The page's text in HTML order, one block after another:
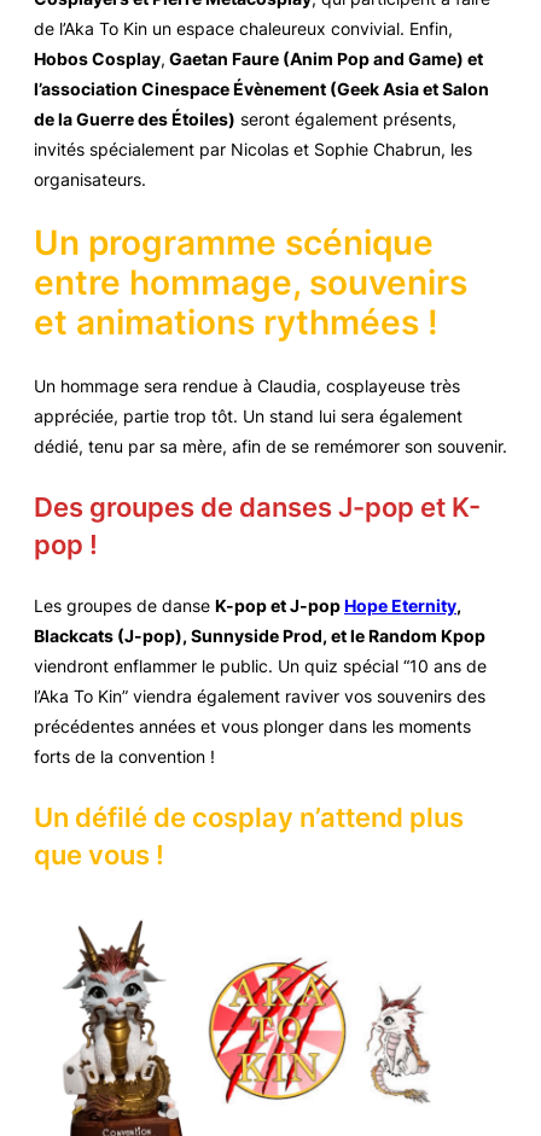
de l’Aka To Kin un espace chaleureux convivial. Enfin,
Hobos Cosplay, Gaetan Faure (Anim Pop and Game) et
l’association Cinespace Évènement (Geek Asia et Salon
de la Guerre des Étoiles) seront également présents,
invités spécialement par Nicolas et Sophie Chabrun, les
organisateurs.
Un programme scénique
entre hommage, souvenirs
et animations rythmées !
Un hommage sera rendue à Claudia, cosplayeuse très
appréciée, partie trop tôt. Un stand lui sera également
dédié, tenu par sa mère, afin de se remémorer son souvenir.
Des groupes de danses J-pop et K-
pop !
Les groupes de danse K-pop et J-popHope Eternity,
Blackcats (J-pop), Sunnyside Prod, et le Random Kpop
viendront enflammer le public. Un quiz spécial “10 ans de
l’Aka To Kin” viendra également raviver vos souvenirs des
précédentes années et vous plonger dans les moments
forts de la convention !
Un défilé de cosplay n’attend plus
que vous !